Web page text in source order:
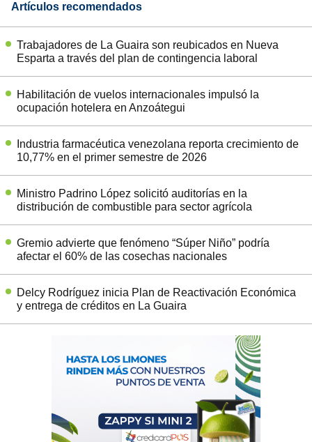
Artículos recomendados
Trabajadores de La Guaira son reubicados en Nueva
Esparta a través del plan de contingencia laboral
Habilitación de vuelos internacionales impulsó la
ocupación hotelera en Anzoátegui
Industria farmacéutica venezolana reporta crecimiento de
10,77% en el primer semestre de 2026
Ministro Padrino López solicitó auditorías en la
distribución de combustible para sector agrícola
Gremio advierte que fenómeno “Súper Niño” podría
afectar el 60% de las cosechas nacionales
Delcy Rodríguez inicia Plan de Reactivación Económica
y entrega de créditos en La Guaira